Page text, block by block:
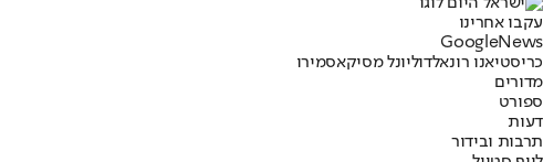
עקבו אחרינו
Googl eNews
כריסטיאנו רונאלדוליונל מסיקאסמירו
מדורים
ספורט
דעות
תרבות ובידור